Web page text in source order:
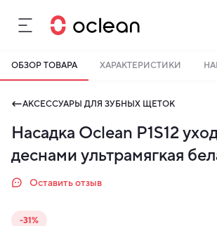
ОБЗОР ТОВАРА ХАРАКТЕРИСТИКИ
АКСЕССУАРЫ ДЛЯ ЗУБНЫХ ЩЕТОК
Насадка Oclean P1S12
деснами ультрамягкая
Оставить отзыв
-31%
Баланс можно проверить в личном
Накопленными бонусами можно оплатить
следующей покупки:детальнее